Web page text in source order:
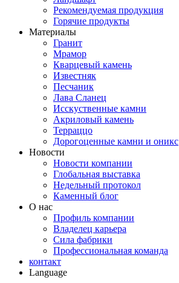
Рекомендуемая продукция
Горячие продукты
Материалы
Гранит
Мрамор
Кварцевый камень
Известняк
Песчаник
Лава Сланец
Исскуственные камни
Акриловый камень
Терраццо
Дорогоценные камни и оникс
Новости
Новости компании
Глобальная выставка
Недельный протокол
Каменный блог
О нас
Профиль компании
Владелец карьера
Сила фабрики
Профессиональная команда
контакт
Language